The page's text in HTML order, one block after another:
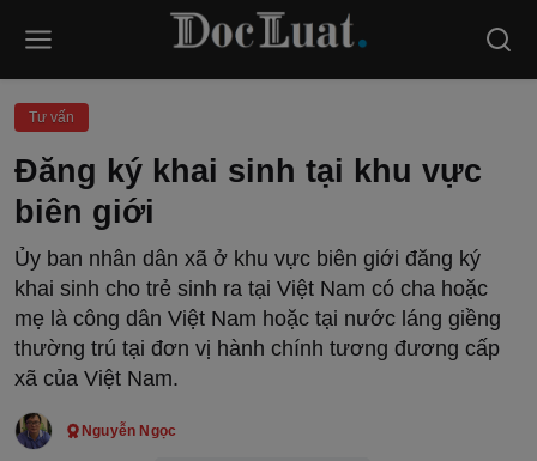
Tư vấn
Đăng ký khai sinh tại khu vực
biên giới
Ủy ban nhân dân xã ở khu vực biên giới đăng ký
khai sinh cho trẻ sinh ra tại Việt Nam có cha hoặc
mẹ là công dân Việt Nam hoặc tại nước láng giềng
thường trú tại đơn vị hành chính tương đương cấp
xã của Việt Nam.
Nguyễn Ngọc